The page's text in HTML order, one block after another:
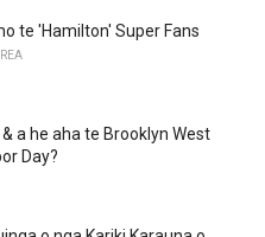
te 'Hamilton' Super Fans
a he aha te Brooklyn West
Day?